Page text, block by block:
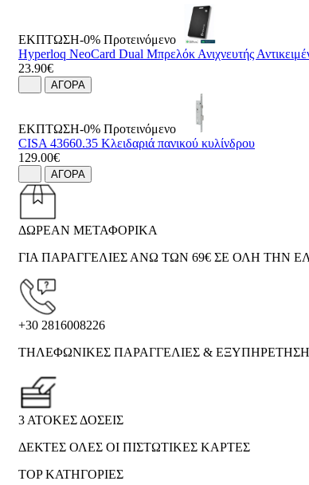
ΕΚΠΤΩΣΗ-0% Προτεινόμενο
Hyperloq NeoCard Dual Μπρελόκ Ανιχνευτής
23.90€
ΑΓΟΡΑ
ΕΚΠΤΩΣΗ-0% Προτεινόμενο
CISA 43660.35 Κλειδαριά πανικού κυλίνδρου
129.00€
ΑΓΟΡΑ
ΔΩΡΕΑΝ ΜΕΤΑΦΟΡΙΚΑ
ΓΙΑ ΠΑΡΑΓΓΕΛΙΕΣ ΑΝΩ ΤΩΝ 69€ ΣΕ ΟΛΗ ΤΗΝ
+30 2816008226
ΤΗΛΕΦΩΝΙΚΕΣ ΠΑΡΑΓΓΕΛΙΕΣ &
3 ΑΤΟΚΕΣ ΔΟΣΕΙΣ
ΔΕΚΤΕΣ ΟΛΕΣ ΟΙ ΠΙΣΤΩΤΙΚΕΣ ΚΑΡΤΕΣ
TOP ΚΑΤΗΓΟΡΙΕΣ